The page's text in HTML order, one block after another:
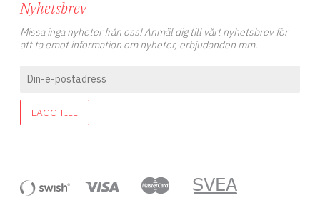
Nyhetsbrev
Missa inga nyheter från oss! Anmäl dig till vårt nyhetsbrev för
att ta emot information om nyheter, erbjudanden mm.
LÄGG TILL